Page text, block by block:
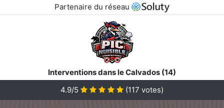
Partenaire du réseau
Interventions dans le Calvados (14)
4.9/5
(117 votes)